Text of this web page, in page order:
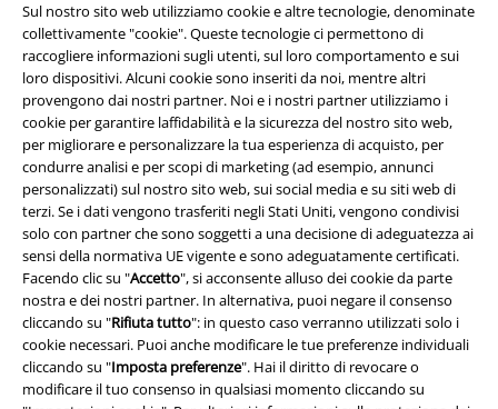
Sul nostro sito web utilizziamo cookie e altre tecnologie, denominate
collettivamente "cookie". Queste tecnologie ci permettono di
raccogliere informazioni sugli utenti, sul loro comportamento e sui
loro dispositivi. Alcuni cookie sono inseriti da noi, mentre altri
provengono dai nostri partner. Noi e i nostri partner utilizziamo i
cookie per garantire laffidabilità e la sicurezza del nostro sito web,
per migliorare e personalizzare la tua esperienza di acquisto, per
condurre analisi e per scopi di marketing (ad esempio, annunci
personalizzati) sul nostro sito web, sui social media e su siti web di
terzi. Se i dati vengono trasferiti negli Stati Uniti, vengono condivisi
solo con partner che sono soggetti a una decisione di adeguatezza ai
sensi della normativa UE vigente e sono adeguatamente certificati.
Facendo clic su "Accetto", si acconsente alluso dei cookie da parte
nostra e dei nostri partner. In alternativa, puoi negare il consenso
cliccando su "Rifiuta tutto": in questo caso verranno utilizzati solo i
cookie necessari. Puoi anche modificare le tue preferenze individuali
cliccando su "Imposta preferenze". Hai il diritto di revocare o
modificare il tuo consenso in qualsiasi momento cliccando su
Info legali
Termini & Condizioni
Redazione
Legge sulla Privacy
Smaltimento rifiuti e protezione dell’ambiente